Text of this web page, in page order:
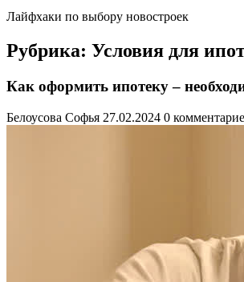
Лайфхаки по выбору новостроек
Рубрика: Условия для
Как оформить ипотеку –
Белоусова Софья 27.02.2024 0